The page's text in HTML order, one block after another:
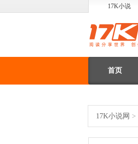
17K小说
首页
17K小说网 >